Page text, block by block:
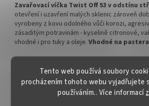
Tento web používá soubory
procházením tohoto webu vyjadřujete
používáním.. Více informací
✅Sklenice skladem a ihned k
odeslání!
✅ Sklenice
odeslání!
Zavařovací víčka Twist Off 53 v odstínu
otevření i uzavření malých sklenic zároveň
vyrobeny z kovu odolného vůči korozi,
zásaditým potravinám - kyselině citronové,
vhodné i pro tuky a oleje. Vhodné na
zavařování je víčko se šroubovacím uzávěrem
typu RTS je zavařovací víčko, které má
vhodné pro konzervaci všech typů potravin.